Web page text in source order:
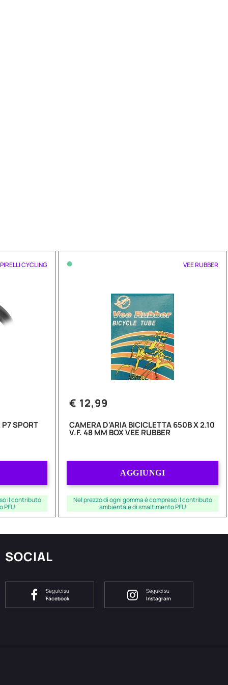
PIRELLI CYCLING
SPORT
il contributo
PFU
• VEE RUBBER
€ 12,99
CAMERA D'ARIA BICICLETTA 650B X 2.10
V.F. 48 MM BOX VEE RUBBER
AGGIUNGI
Nel prezzo di ogni gomma è compreso il contributo
ambientale di smaltimento PFU
SOCIAL
Seguici su
Facebook
Seguici su
Instagram